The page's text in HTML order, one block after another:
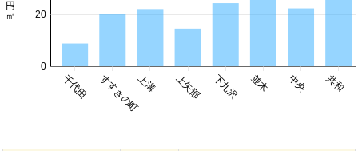
千代田 すすきの町上溝 上矢部 下九沢 並木 中央 共和
0
20